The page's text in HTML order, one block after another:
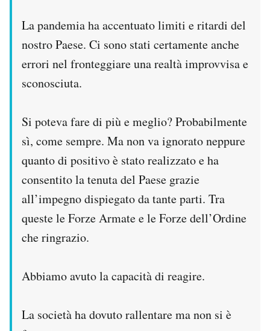
La pandemia ha accentuato limiti e ritardi del
nostro Paese. Ci sono stati certamente anche
errori nel fronteggiare una realtà improvvisa e
sconosciuta.
Si poteva fare di più e meglio? Probabilmente
sì, come sempre. Ma non va ignorato neppure
quanto di positivo è stato realizzato e ha
consentito la tenuta del Paese grazie
all’impegno dispiegato da tante parti. Tra
queste le Forze Armate e le Forze dell’Ordine
che ringrazio.
Abbiamo avuto la capacità di reagire.
La società ha dovuto rallentare ma non si è